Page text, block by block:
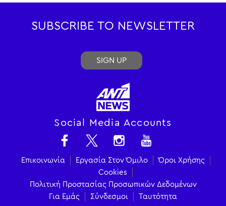
SUBSCRIBE TO NEWSLETTER
SIGN UP
Social Media Accounts
Επικοινωνία Εργασία Στον Όμιλο
Όροι Χρήσης
Cookies
Πολιτική Προστασίας Προσωπικών Δεδομένων
Για Εμάς
Σύνδεσμοι Ταυτότητα